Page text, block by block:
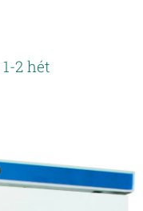
1-2 hét